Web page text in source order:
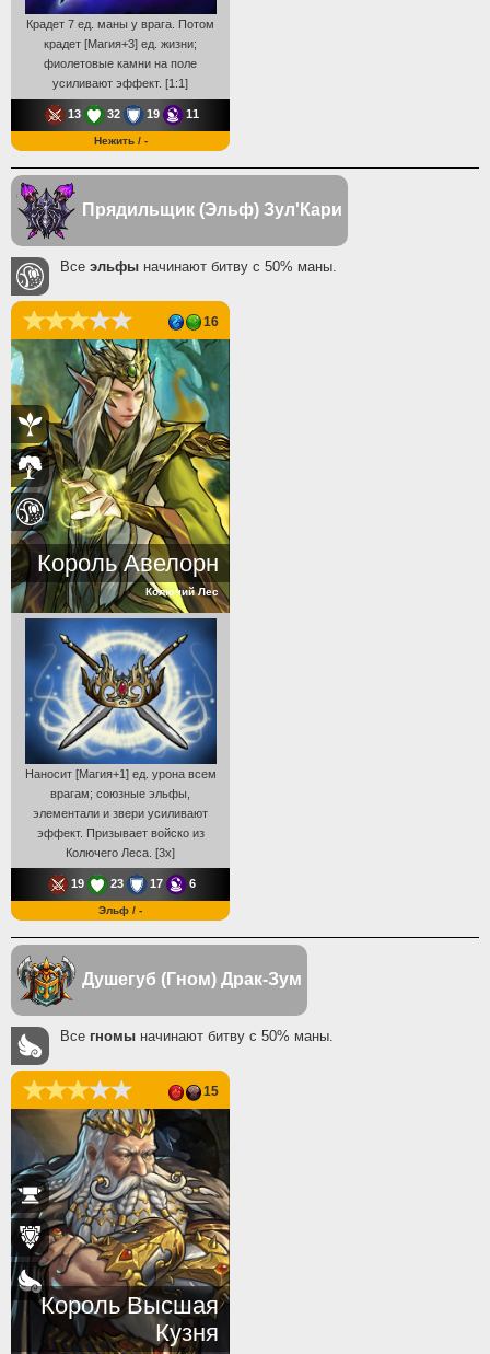
Крадет 7 ед. маны у врага. Потом
крадет [Магия+3] ед. жизни;
фиолетовые камни на поле
усиливают эффект. [1:1]
13 32 19 11
Нежить / -
Прядильщик (Эльф) Зул'Кари
Все эльфы начинают битву с 50% маны.
16
Король Авелорн
Колючий Лес
Наносит [Магия+1] ед. урона всем
врагам; союзные эльфы,
элементали и звери усиливают
эффект. Призывает войско из
Колючего Леса. [3x]
19 23 17 6
Эльф / -
Душегуб (Гном) Драк-Зум
Все гномы начинают битву с 50% маны.
15
Король Высшая
Кузня